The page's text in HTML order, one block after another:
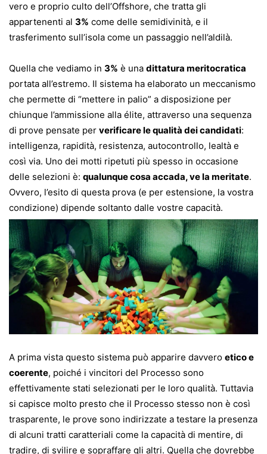
vero e proprio culto dell’Offshore, che tratta gli
appartenenti al 3% come delle semidivinità, e il
trasferimento sull’isola come un passaggio nell’aldilà.
Quella che vediamo in 3% è una dittatura meritocratica
portata all’estremo. Il sistema ha elaborato un meccanismo
che permette di “mettere in palio” a disposizione per
chiunque l’ammissione alla élite, attraverso una sequenza
di prove pensate per verificare le qualità dei candidati:
intelligenza, rapidità, resistenza, autocontrollo, lealtà e
così via. Uno dei motti ripetuti più spesso in occasione
delle selezioni è: qualunque cosa accada, ve la meritate.
Ovvero, l’esito di questa prova (e per estensione, la vostra
condizione) dipende soltanto dalle vostre capacità.
A prima vista questo sistema può apparire davvero etico e
coerente, poiché i vincitori del Processo sono
effettivamente stati selezionati per le loro qualità. Tuttavia
si capisce molto presto che il Processo stesso non è così
trasparente, le prove sono indirizzate a testare la presenza
di alcuni tratti caratteriali come la capacità di mentire, di
tradire, di svilire e sopraffare gli altri. Quella che dovrebbe